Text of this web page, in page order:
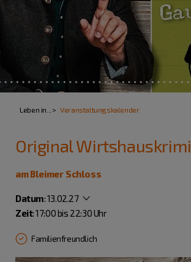
Leben in... Veranstaltungskalender
Original Wirtshauskrimi
am Bleimer Schloss
Datum:13.02.27
Zeit: 17:00 bis 22:30 Uhr
Familienfreundlich